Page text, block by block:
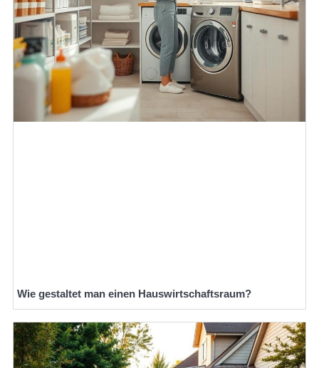
Wie gestaltet man einen Hauswirtschaftsraum?